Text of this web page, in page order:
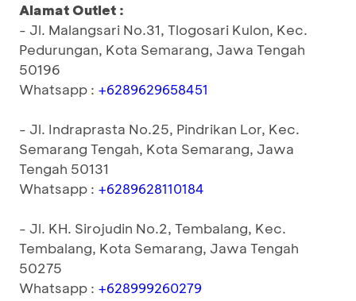
Alamat Outlet :
- Jl. Malangsari No.31, Tlogosari Kulon, Kec.
Pedurungan, Kota Semarang, Jawa Tengah
50196
Whatsapp : +6289629658451
- Jl. Indraprasta No.25, Pindrikan Lor, Kec.
Semarang Tengah, Kota Semarang, Jawa
Tengah 50131
Whatsapp : +6289628110184
- Jl. KH. Sirojudin No.2, Tembalang, Kec.
Tembalang, Kota Semarang, Jawa Tengah
50275
Whatsapp : +628999260279